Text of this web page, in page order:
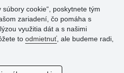
cookie“, poskytnete tým
zariadení, čo pomáha s
využitia dát a s našimi
to odmietnuť, ale budeme radi,